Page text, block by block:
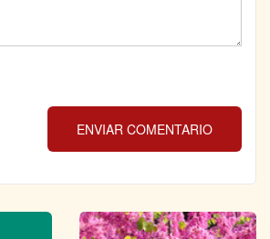
ENVIAR COMENTARIO